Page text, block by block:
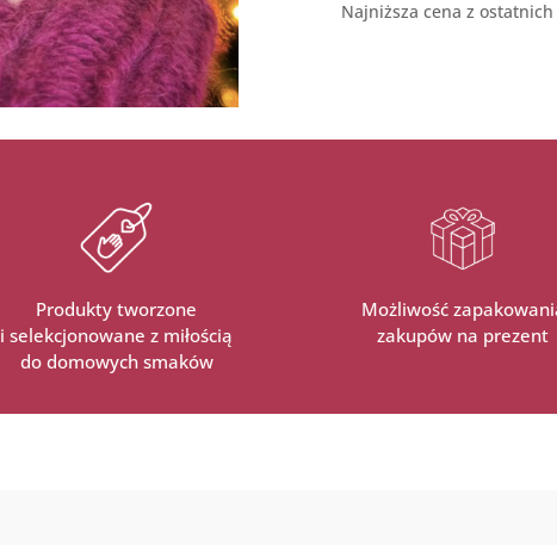
Najniższa cena z ostatnich
Produkty tworzone
i selekcjonowane z miłością
do domowych smaków
Możliwość
zakupów na prezent